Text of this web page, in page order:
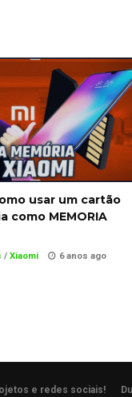
usar um cartão
como MEMORIA
/ Xiaomi
6 anos ago
e redes sociais!